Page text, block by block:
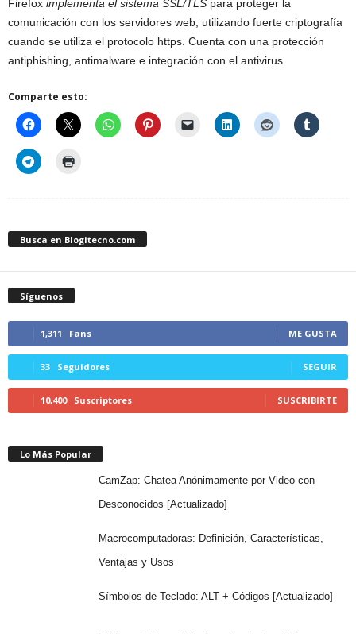
Firefox implementa el sistema SSL/TLS para proteger la
comunicación con los servidores web, utilizando fuerte criptografía
cuando se utiliza el protocolo https. Cuenta con una protección
antiphishing, antimalware e integración con el antivirus.
Comparte esto:
Busca en Blogitecno.com
Síguenos
1,311 Fans ME GUSTA
33 Seguidores SEGUIR
10,400 Suscriptores SUSCRIBIRTE
Lo Más Popular
CamZap: Chatea Anónimamente por Video con
Desconocidos [Actualizado]
Macrocomputadoras: Definición, Características,
Ventajas y Usos
Símbolos de Teclado: ALT + Códigos [Actualizado]